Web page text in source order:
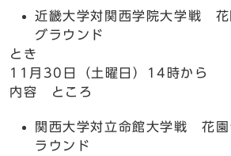
近畿大学対関西学院大学戦 花
グラウンド
とき
11月30日（土曜日）14時から
内容 ところ
関西大学対立命館大学戦 花
ラウンド